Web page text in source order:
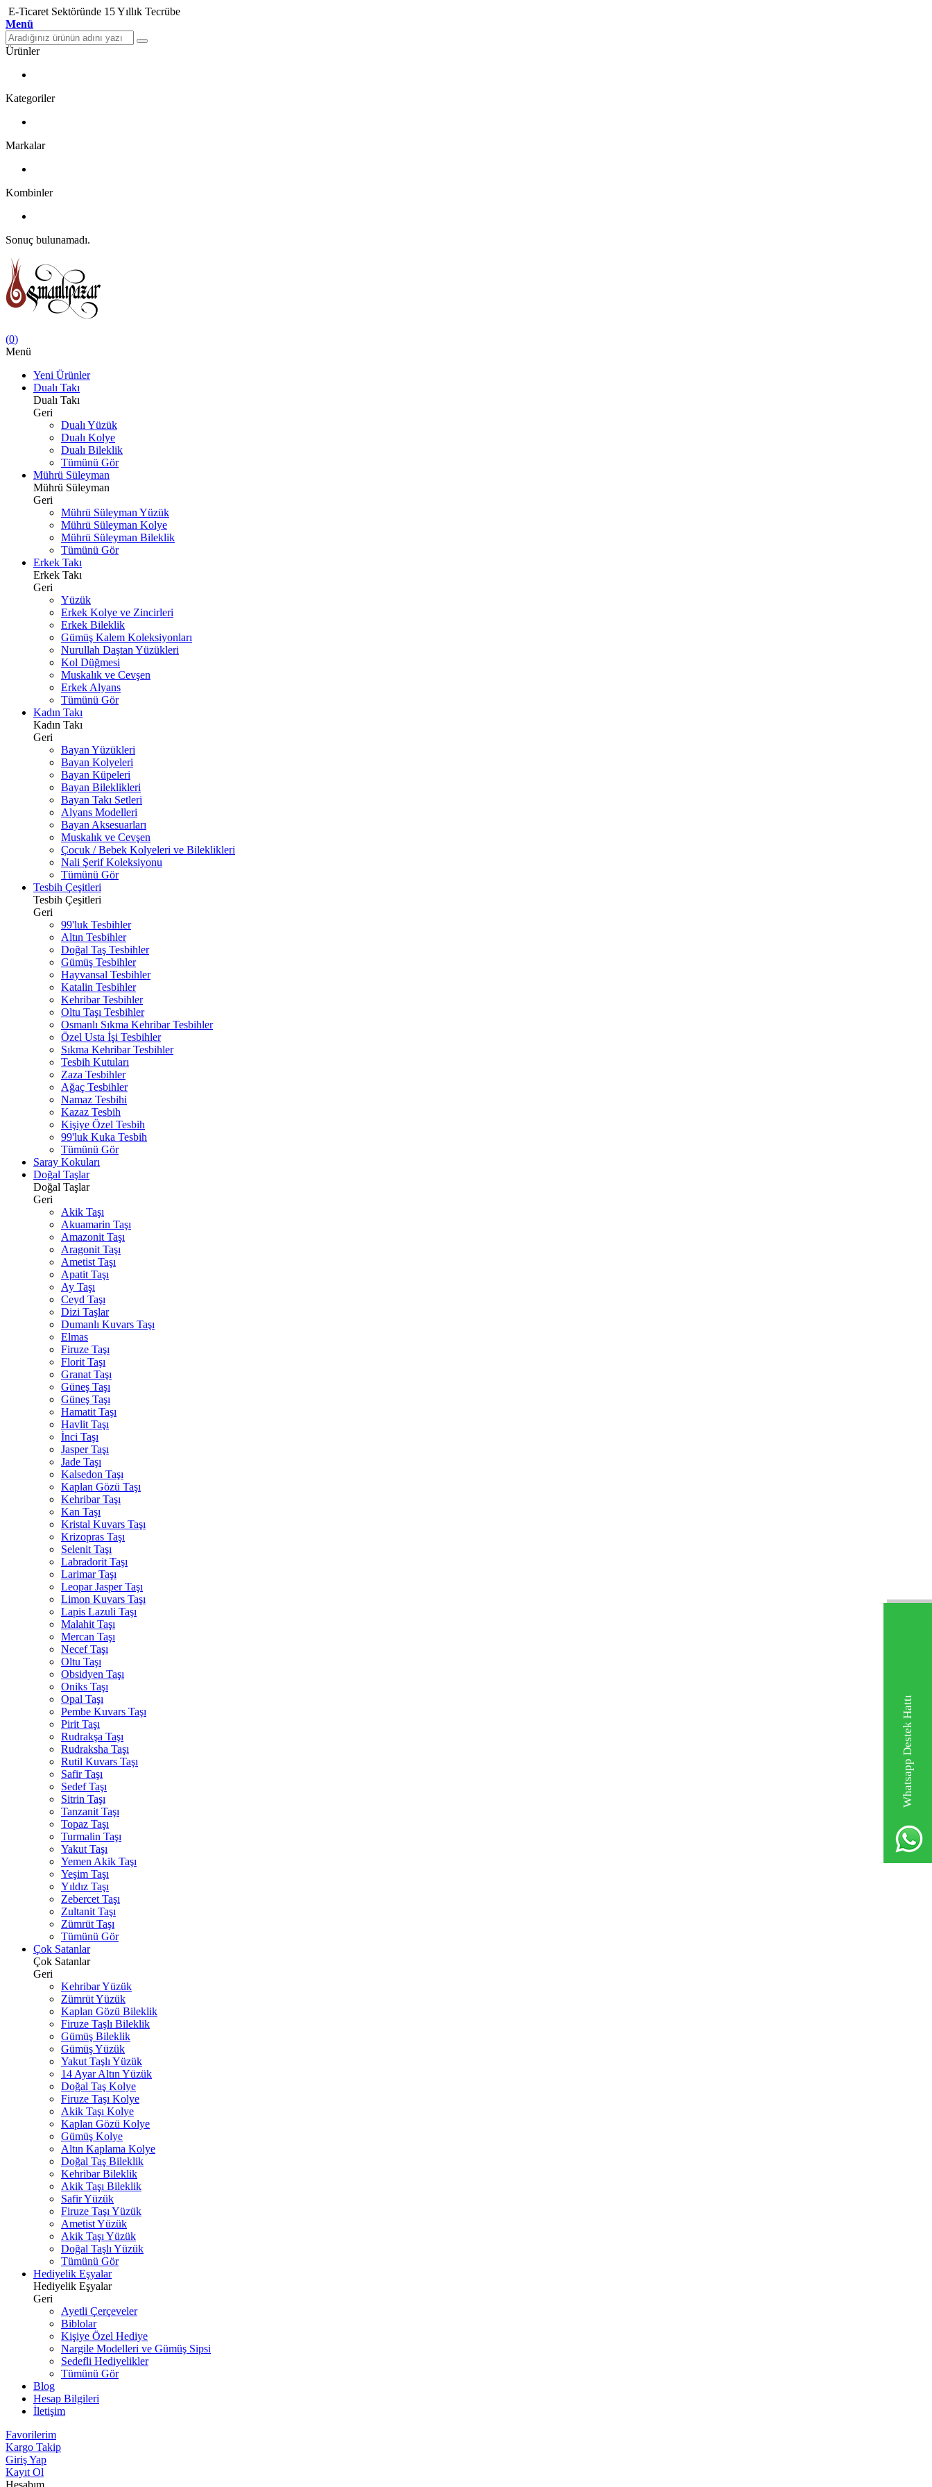
Whatsapp Destek Hattı
E-Ticaret Sektöründe 15 Yıllık Tecrübe
Menü
Ürünler
Kategoriler
Markalar
Kombinler
Sonuç bulunamadı.
(0)
Menü
Yeni Ürünler
Dualı Takı
Dualı Takı
Geri
Dualı Yüzük
Dualı Kolye
Dualı Bileklik
Tümünü Gör
Mührü Süleyman
Mührü Süleyman
Geri
Mührü Süleyman Yüzük
Mührü Süleyman Kolye
Mührü Süleyman Bileklik
Tümünü Gör
Erkek Takı
Erkek Takı
Geri
Yüzük
Erkek Kolye ve Zincirleri
Erkek Bileklik
Gümüş Kalem Koleksiyonları
Nurullah Daştan Yüzükleri
Kol Düğmesi
Muskalık ve Cevşen
Erkek Alyans
Tümünü Gör
Kadın Takı
Kadın Takı
Geri
Bayan Yüzükleri
Bayan Kolyeleri
Bayan Küpeleri
Bayan Bileklikleri
Bayan Takı Setleri
Alyans Modelleri
Bayan Aksesuarları
Muskalık ve Cevşen
Çocuk / Bebek Kolyeleri ve Bileklikleri
Nali Şerif Koleksiyonu
Tümünü Gör
Tesbih Çeşitleri
Tesbih Çeşitleri
Geri
99'luk Tesbihler
Altın Tesbihler
Doğal Taş Tesbihler
Gümüş Tesbihler
Hayvansal Tesbihler
Katalin Tesbihler
Kehribar Tesbihler
Oltu Taşı Tesbihler
Osmanlı Sıkma Kehribar Tesbihler
Özel Usta İşi Tesbihler
Sıkma Kehribar Tesbihler
Tesbih Kutuları
Zaza Tesbihler
Ağaç Tesbihler
Namaz Tesbihi
Kazaz Tesbih
Kişiye Özel Tesbih
99'luk Kuka Tesbih
Tümünü Gör
Saray Kokuları
Doğal Taşlar
Doğal Taşlar
Geri
Akik Taşı
Akuamarin Taşı
Amazonit Taşı
Aragonit Taşı
Ametist Taşı
Apatit Taşı
Ay Taşı
Ceyd Taşı
Dizi Taşlar
Dumanlı Kuvars Taşı
Elmas
Firuze Taşı
Florit Taşı
Granat Taşı
Güneş Taşı
Güneş Taşı
Hamatit Taşı
Havlit Taşı
İnci Taşı
Jasper Taşı
Jade Taşı
Kalsedon Taşı
Kaplan Gözü Taşı
Kehribar Taşı
Kan Taşı
Kristal Kuvars Taşı
Krizopras Taşı
Selenit Taşı
Labradorit Taşı
Larimar Taşı
Leopar Jasper Taşı
Limon Kuvars Taşı
Lapis Lazuli Taşı
Malahit Taşı
Mercan Taşı
Necef Taşı
Oltu Taşı
Obsidyen Taşı
Oniks Taşı
Opal Taşı
Pembe Kuvars Taşı
Pirit Taşı
Rudrakşa Taşı
Rudraksha Taşı
Rutil Kuvars Taşı
Safir Taşı
Sedef Taşı
Sitrin Taşı
Tanzanit Taşı
Topaz Taşı
Turmalin Taşı
Yakut Taşı
Yemen Akik Taşı
Yeşim Taşı
Yıldız Taşı
Zebercet Taşı
Zultanit Taşı
Zümrüt Taşı
Tümünü Gör
Çok Satanlar
Çok Satanlar
Geri
Kehribar Yüzük
Zümrüt Yüzük
Kaplan Gözü Bileklik
Firuze Taşlı Bileklik
Gümüş Bileklik
Gümüş Yüzük
Yakut Taşlı Yüzük
14 Ayar Altın Yüzük
Doğal Taş Kolye
Firuze Taşı Kolye
Akik Taşı Kolye
Kaplan Gözü Kolye
Gümüş Kolye
Altın Kaplama Kolye
Doğal Taş Bileklik
Kehribar Bileklik
Akik Taşı Bileklik
Safir Yüzük
Firuze Taşı Yüzük
Ametist Yüzük
Akik Taşı Yüzük
Doğal Taşlı Yüzük
Tümünü Gör
Hediyelik Eşyalar
Hediyelik Eşyalar
Geri
Ayetli Çerçeveler
Biblolar
Kişiye Özel Hediye
Nargile Modelleri ve Gümüş Sipsi
Sedefli Hediyelikler
Tümünü Gör
Blog
Hesap Bilgileri
İletişim
Favorilerim
Kargo Takip
Giriş Yap
Kayıt Ol
Hesabım